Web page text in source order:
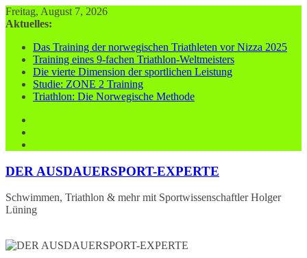
Zum
Inhalt
Freitag, August 7, 2026
Aktuelles:
Das Training der norwegischen Triathleten vor Nizza 2025
Training eines 9-fachen Triathlon-Weltmeisters
Die vierte Dimension der sportlichen Leistung
Studie: ZONE 2 Training
Triathlon: Die Norwegische Methode
DER AUSDAUERSPORT-EXPERTE
Schwimmen, Triathlon & mehr mit Sportwissenschaftler Holger
Lüning